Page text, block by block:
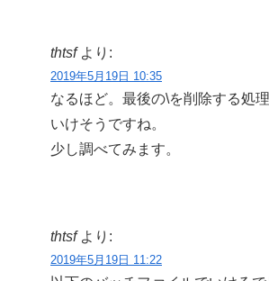
thtsf より:
2019年5月19日 10:35
なるほど。最後の\を削除する処
いけそうですね。
少し調べてみます。
thtsf より:
2019年5月19日 11:22